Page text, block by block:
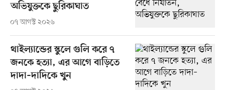
অভিযুক্তকে ছুরিকাঘাত
০৭ আগস্ট ২০২৬
থাইল্যান্ডের স্কুলে গুলি করে ৭
জনকে হত্যা, এর আগে বাড়িতে
দাদা–দাদিকে খুন